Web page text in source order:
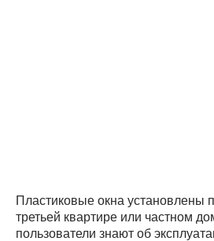
Пластиковые окна установлены
третьей квартире или частном
пользователи знают об